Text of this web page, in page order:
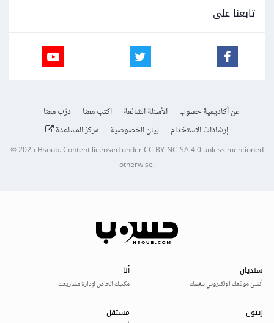
تابعنا على
عن أكاديمية حسوب الأسئلة الشائعة اكتب معنا
درّب معنا
إرشادات الاستخدام
بيان الخصوصية مركز المساعدة
© 2025Hsoub.Content licensed underCC BY-NC-SA 4.0unless mentioned
otherwise.